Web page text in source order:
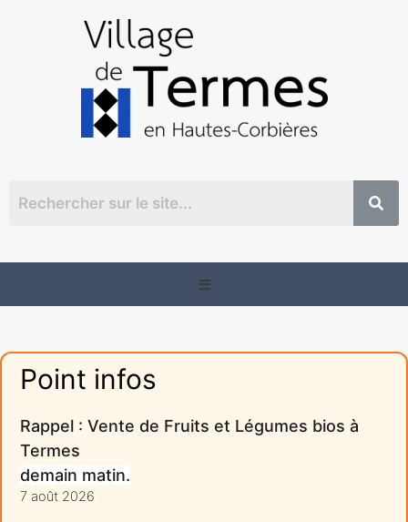
Point infos
Rappel : Vente de Fruits et Légumes bios à
Termes
demain matin.
7 août 2026